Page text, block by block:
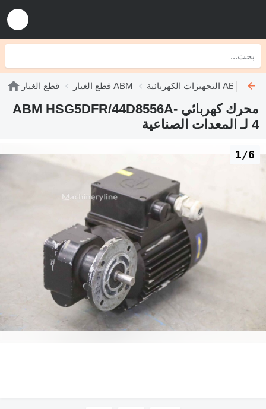
قطع الغيار قطع الغيار ABM التجهيزات الكهربائية ABM
محرك كهربائي ABM HSG5DFR/44D8556A-
4 لـ المعدات الصناعية
1/6